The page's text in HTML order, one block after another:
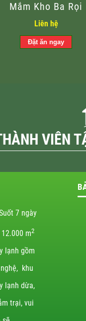
Mắm Kho Ba Rọi
Liên hệ
VIÊN
7 ngày
m2
lạnh gồm
khu
lạnh dừa,
trại, vui